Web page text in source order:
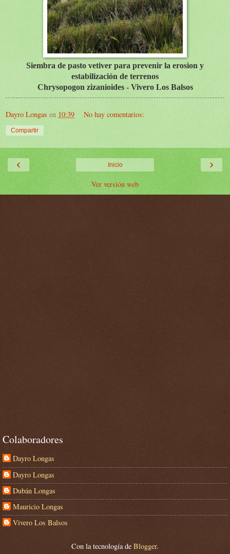
Siembra de pasto vetiver para prevenir la erosion y
estabilización de terrenos
Chrysopogon zizanioides - Vivero Los Balsos
Dayro Longas en 10:39 No hay comentarios:
Compartir
‹ ›
Inicio
Ver versión web
Colaboradores
Dayro Longas
Dayro Longas
Dubán Longas
Mauricio Longas
Vivero Los Balsos
Con la tecnología de Blogger.